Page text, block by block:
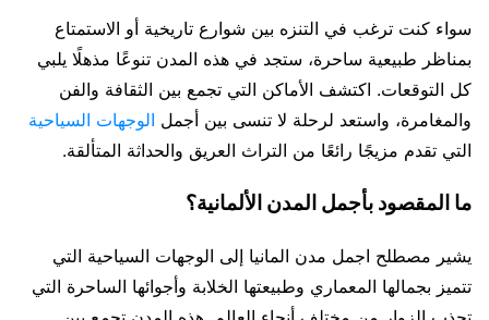
سواء كنت ترغب في التنزه بين شوارع تاريخية أو الاستمتاع
بمناظر طبيعية ساحرة، ستجد في هذه المدن تنوعًا مذهلًا يلبي
كل التوقعات. اكتشف الأماكن التي تجمع بين الثقافة والفن
والمغامرة، واستعد لرحلة لا تنسى بين أجمل الوجهات السياحية
التي تقدم مزيجًا رائعًا من التراث العريق والحداثة المتألقة.
ما المقصود بأجمل المدن الألمانية؟
يشير مصطلح اجمل مدن المانيا إلى الوجهات السياحية التي
تتميز بجمالها المعماري وطبيعتها الخلابة وأجوائها الساحرة التي